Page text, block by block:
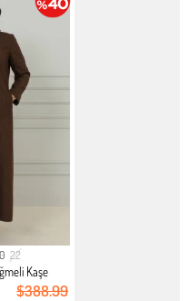
22
Kaşe
$388.99